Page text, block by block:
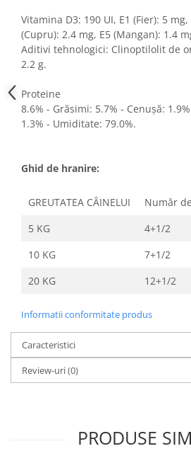
Vitamina D3: 190 UI, E1 (Fier): 5
(Cupru): 2.4 mg, E5 (Mangan): 1.4
Aditivi tehnologici: Clinoptilolit de
2.2 g.
Proteine
8.6% - Grăsimi: 5.7% - Cenușă:
1.3% - Umiditate: 79.0%.
Ghid de hranire:
GREUTATEA CÂINELUI
Număr
5 KG
4+1/2
10 KG
7+1/2
20 KG
12+1/2
Informatii conformitate produs
Caracteristici
Review-uri(0)
PRODUSE